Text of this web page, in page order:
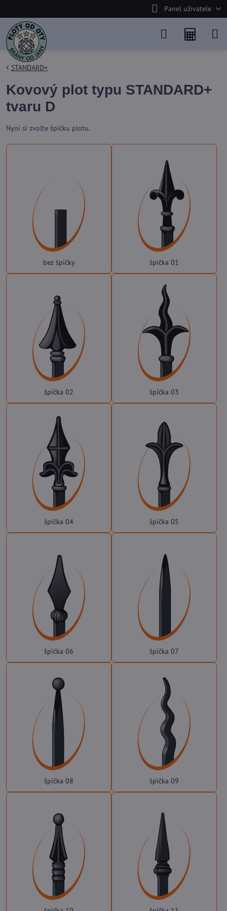
Panel uživatele
STANDARD+
Kovový plot typu STANDARD+
tvaru D
Nyní si zvolte špičku plotu.
bez špičky špička 01
špička 02 špička 03
špička 04 špička 05
špička 06 špička 07
špička 08 špička 09